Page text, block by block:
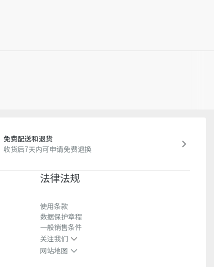
免费配送和退货
收货后7天内可申请免费退换
法律法规
使用条款
数据保护章程
一般销售条件
关注我们
网站地图